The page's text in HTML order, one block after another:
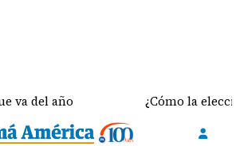
¿Cómo la elección del